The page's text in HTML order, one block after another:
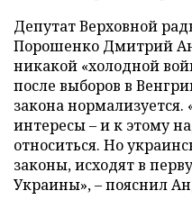
Депутат Верховной
Порошенко Дмитрий
никакой «холодной
после выборов в
закона нормализуется.
интересы – и к этому
относиться. Но
законы, исходят в
Украины», – пояснил